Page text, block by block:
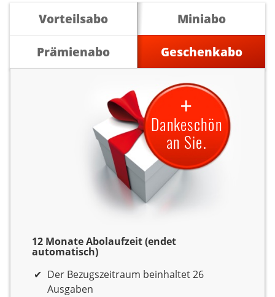
Vorteilsabo
Miniabo
Prämienabo
Geschenkabo
12 Monate Abolaufzeit (endet
automatisch)
Der Bezugszeitraum beinhaltet 26
Ausgaben
+
Dankeschön
an Sie.